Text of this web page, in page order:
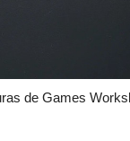
de Games